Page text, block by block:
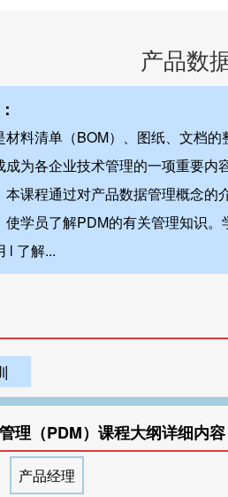
产品数
材料清单（BOM）、图纸、文档
成为各企业技术管理的一项重要
本课程通过对产品数据管理概念
使学员了解PDM的有关管理知识
l 了解...
理（PDM）课程大纲详细内容
产品经理